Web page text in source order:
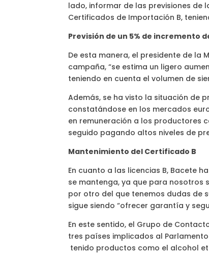
lado, informar de las previsiones de
Certificados de Importación B,
Previsión de un 5% de incremento
De esta manera, el presidente de la
campaña, “se estima un ligero
teniendo en cuenta el volumen de
Además, se ha visto la situación de
constatándose en los mercados
en remuneración a los productores
seguido pagando altos niveles de
Mantenimiento del Certificado B
En cuanto a las licencias B, Bacete
se mantenga, ya que para nosotros
por otro del que tenemos dudas de
sigue siendo “ofrecer garantía y
En este sentido, el Grupo de
tres países implicados al
tenido productos como el alcohol